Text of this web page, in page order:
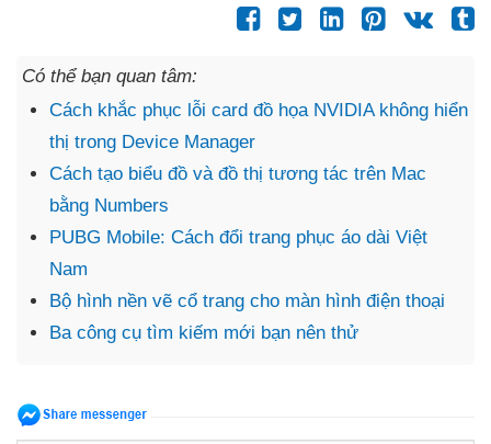
Có thể bạn quan tâm:
Cách khắc phục lỗi card đồ họa NVIDIA không hiển
thị trong Device Manager
Cách tạo biểu đồ và đồ thị tương tác trên Mac
bằng Numbers
PUBG Mobile: Cách đổi trang phục áo dài Việt
Nam
Bộ hình nền vẽ cổ trang cho màn hình điện thoại
Ba công cụ tìm kiếm mới bạn nên thử